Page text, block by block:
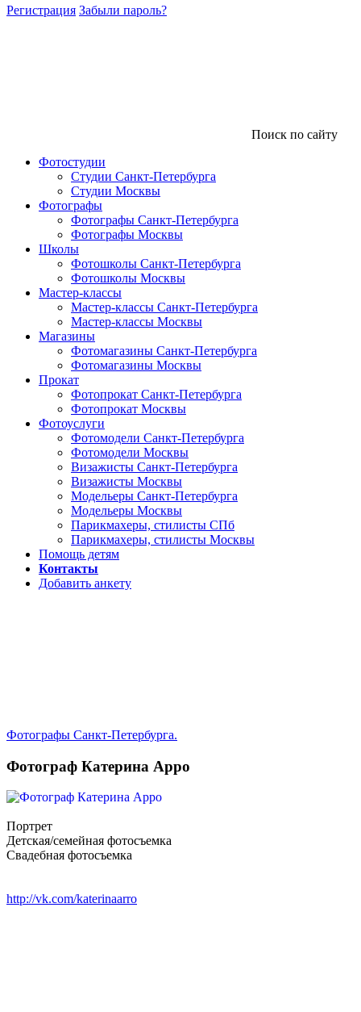
Регистрация Забыли пароль?
Поиск по сайту
Фотостудии
Студии Санкт-Петербурга
Студии Москвы
Фотографы
Фотографы Санкт-Петербурга
Фотографы Москвы
Школы
Фотошколы Санкт-Петербурга
Фотошколы Москвы
Мастер-классы
Мастер-классы Санкт-Петербурга
Мастер-классы Москвы
Магазины
Фотомагазины Санкт-Петербурга
Фотомагазины Москвы
Прокат
Фотопрокат Санкт-Петербурга
Фотопрокат Москвы
Фотоуслуги
Фотомодели Санкт-Петербурга
Фотомодели Москвы
Визажисты Санкт-Петербурга
Визажисты Москвы
Модельеры Санкт-Петербурга
Модельеры Москвы
Парикмахеры, стилисты СПб
Парикмахеры, стилисты Москвы
Помощь детям
Контакты
Добавить анкету
Фотографы Санкт-Петербурга.
Фотограф Катерина Арро
Портрет
Детская/семейная фотосъемка
Свадебная фотосъемка
http://vk.com/katerinaarro